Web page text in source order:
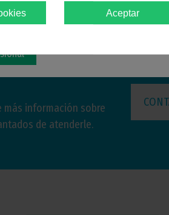
profesional dental
más información sobre
de atenderle.
Aceptar